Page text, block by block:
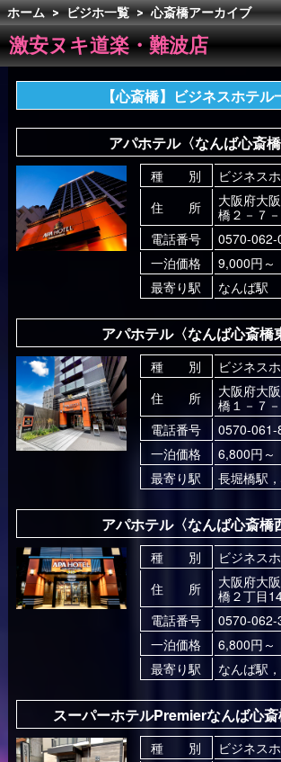
ホーム > ビジホ一覧 > 心斎橋アーカイブ
激安ヌキ道楽・難波店
【心斎橋】ビジネスホテル
アパホテル〈なんば心斎橋
種 別
ビジネス
住 所
大阪府大
橋２－７
電話番号
0570-062-
一泊価格
9,000円～
最寄り駅
なんば駅
アパホテル〈なんば心斎橋
種 別
ビジネス
住 所
大阪府大
橋１－７
電話番号
0570-061-
一泊価格
6,800円～
最寄り駅
長堀橋駅
アパホテル〈なんば心斎橋
種 別
ビジネス
住 所
大阪府大
橋２丁目
電話番号
0570-062-
一泊価格
6,800円～
最寄り駅
なんば駅
スーパーホテルPremierなんば心
種 別
ビジネス